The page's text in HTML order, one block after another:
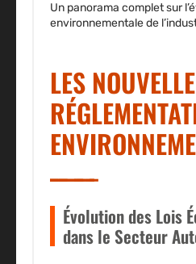
Un panorama complet sur
environnementale de
LES
Évolution des Lois
dans le Secteur